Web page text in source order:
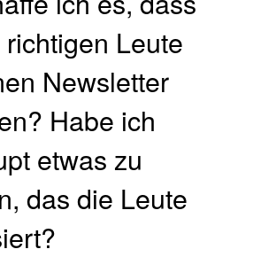
Leute
Newsletter
Habe ich
etwas zu
das die Leute